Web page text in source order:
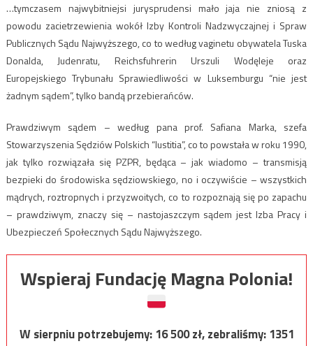
…tymczasem najwybitniejsi jurysprudensi mało jaja nie zniosą z
powodu zacietrzewienia wokół Izby Kontroli Nadzwyczajnej i Spraw
Publicznych Sądu Najwyższego, co to według vaginetu obywatela Tuska
Donalda, Judenratu, Reichsfuhrerin Urszuli Wodęleje oraz
Europejskiego Trybunału Sprawiedliwości w Luksemburgu “nie jest
żadnym sądem”, tylko bandą przebierańców.
Prawdziwym sądem – według pana prof. Safiana Marka, szefa
Stowarzyszenia Sędziów Polskich “Iustitia”, co to powstała w roku 1990,
jak tylko rozwiązała się PZPR, będąca – jak wiadomo – transmisją
bezpieki do środowiska sędziowskiego, no i oczywiście – wszystkich
mądrych, roztropnych i przyzwoitych, co to rozpoznają się po zapachu
– prawdziwym, znaczy się – nastojaszczym sądem jest Izba Pracy i
Ubezpieczeń Społecznych Sądu Najwyższego.
Wspieraj Fundację Magna Polonia!
W sierpniu potrzebujemy:16 500zł, zebraliśmy:1351